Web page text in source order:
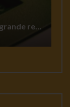
TgSole24 – 19 ottobre 2020 – Il grande reset